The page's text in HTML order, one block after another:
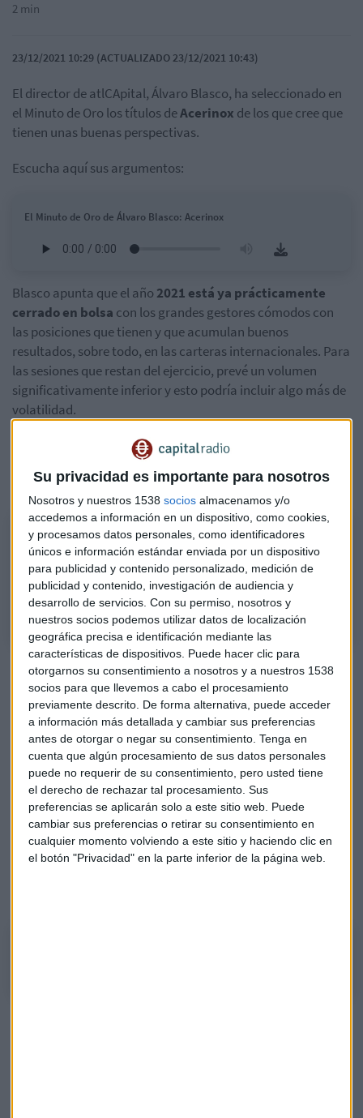
Su privacidad es importante para nosotros
Nosotros y nuestros 1538 socios almacenamos y/o
accedemos a información en un dispositivo, como cookies,
y procesamos datos personales, como identificadores
únicos e información estándar enviada por un dispositivo
para publicidad y contenido personalizado, medición de
publicidad y contenido, investigación de audiencia y
desarrollo de servicios. Con su permiso, nosotros y
nuestros socios podemos utilizar datos de localización
geográfica precisa e identificación mediante las
características de dispositivos. Puede hacer clic para
otorgarnos su consentimiento a nosotros y a nuestros 1538
socios para que llevemos a cabo el procesamiento
previamente descrito. De forma alternativa, puede acceder
a información más detallada y cambiar sus preferencias
antes de otorgar o negar su consentimiento. Tenga en
cuenta que algún procesamiento de sus datos personales
puede no requerir de su consentimiento, pero usted tiene
el derecho de rechazar tal procesamiento. Sus
preferencias se aplicarán solo a este sitio web. Puede
cambiar sus preferencias o retirar su consentimiento en
cualquier momento volviendo a este sitio y haciendo clic en
el botón "Privacidad" en la parte inferior de la página web.
2 min
23/12/2021 10:29 (ACTUALIZADO 23/12/2021 10:43)
El director de atlCApital, Álvaro Blasco, ha seleccionado en
el Minuto de Oro los títulos deAcerinox de los que cree que
tienen unas buenas perspectivas.
Escucha aquí sus argumentos:
El Minuto de Oro de Álvaro Blasco: Acerinox
Blasco apunta que el año 2021 está ya prácticamente
cerrado en bolsa con los grandes gestores cómodos con
las posiciones que tienen y que acumulan buenos
resultados, sobre todo, en las carteras internacionales. Para
las sesiones que restan del ejercicio, prevé un volumen
significativamente inferior y esto podría incluir algo más de
volatilidad.
Además ha analizado el dato de PIB del tercer trimestre en
España que se ha revisado al alza, desde el 2% hasta el 2,6%,
y que considera una sorpresa positiva.
Consultorio de Bolsa con Álvaro Blasco
El director de atl, Álvaro Blasco, responde a las dudas de los oyentes
sobre los valores del mercado que han querido preguntar. Al final nos
deja una recomendación en el "Minuto de Oro".
A preguntas de los oyentes de Capital Radio, el director de
atlCapital ha analizadoPhilipsa la augura buenas
expectativas para el futuro ya que es un valor cíclico y
puede ser una inversión interesante. Aconseja aun así ser
prudentes antes de entrar.
Además “entraría con bastante tranquilidad enASML
Holding” y también en Meta (matriz de Facebook) de la que
cree va a seguir subiendo en bolsa y mejorando sus cifras.
SobreIberdrola, Endesa y Red Eléctrica considera que